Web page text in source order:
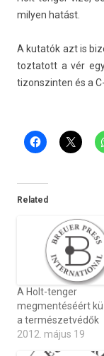
mily­en hatást.
A kutatók azt is
toztatott a vér
tizonszint­en és a
Related
A Holt-tenger
megmentéséért
a természetvédők
2012. május 19